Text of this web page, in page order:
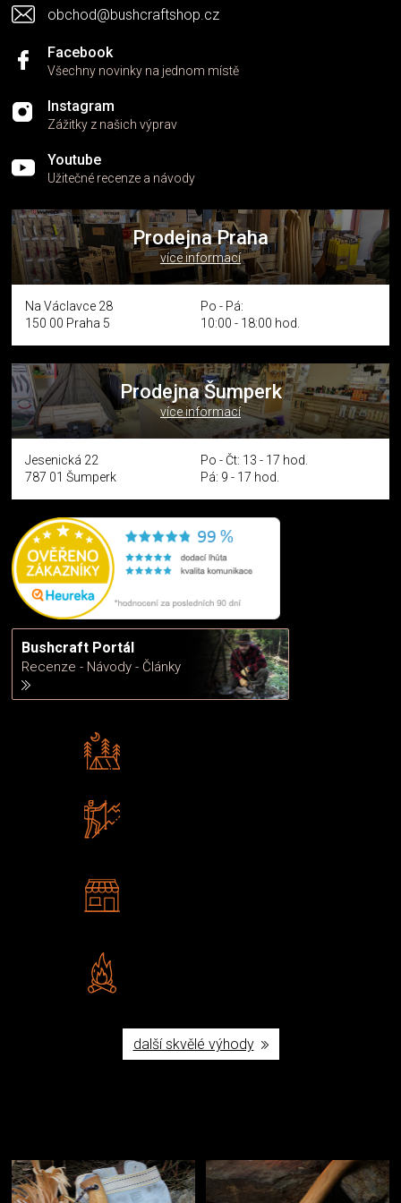
u
obchod@bushcraftshop.cz
Facebook
Všechny novinky na jednom místě
Instagram
Zážitky z našich výprav
Youtube
Užitečné recenze a návody
Prodejna Praha
více informací
Na Václavce 28
150 00 Praha 5
Po - Pá:
10:00 - 18:00 hod.
Prodejna Šumperk
více informací
Jesenická 22
787 01 Šumperk
Po - Čt: 13 - 17 hod.
Pá: 9 - 17 hod.
Bushcraft Portál
Recenze - Návody - Články
další skvělé výhody